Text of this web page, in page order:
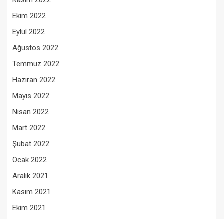
Ekim 2022
Eylül 2022
Ağustos 2022
Temmuz 2022
Haziran 2022
Mayıs 2022
Nisan 2022
Mart 2022
Şubat 2022
Ocak 2022
Aralık 2021
Kasım 2021
Ekim 2021